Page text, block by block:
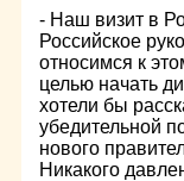
- Наш визит в
Российское
относимся к
целью начать
хотели бы
убедительной
нового
Никакого